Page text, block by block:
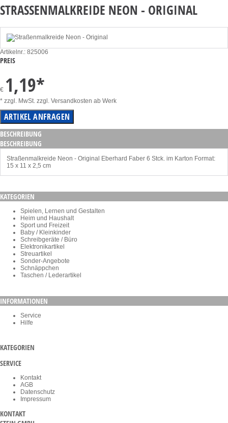
STRASSENMALKREIDE NEON - ORIGINAL
Artikelnr.: 825006
PREIS
€ 1,19*
* zzgl. MwSt. zzgl. Versandkosten ab Werk
BESCHREIBUNG
BESCHREIBUNG
Straßenmalkreide Neon - Original Eberhard Faber 6 Stck. im Karton Format:
15 x 11 x 2,5 cm
KATEGORIEN
Spielen, Lernen und Gestalten
Heim und Haushalt
Sport und Freizeit
Baby / Kleinkinder
Schreibgeräte / Büro
Elektronikartikel
Streuartikel
Sonder-Angebote
Schnäppchen
Taschen / Lederartikel
INFORMATIONEN
Service
Hilfe
KATEGORIEN
SERVICE
Kontakt
AGB
Datenschutz
Impressum
KONTAKT